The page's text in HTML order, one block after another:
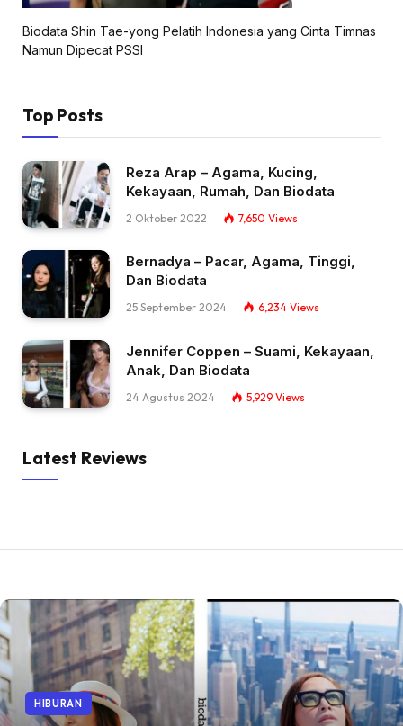
Biodata Shin Tae-yong Pelatih Indonesia yang Cinta Timnas
Namun Dipecat PSSI
Top Posts
Reza Arap – Agama, Kucing,
Kekayaan, Rumah, Dan Biodata
2 Oktober 2022 7,650 Views
Bernadya – Pacar, Agama, Tinggi,
Dan Biodata
25 September 2024 6,234 Views
Jennifer Coppen – Suami, Kekayaan,
Anak, Dan Biodata
24 Agustus 2024 5,929 Views
Latest Reviews
HIBURAN